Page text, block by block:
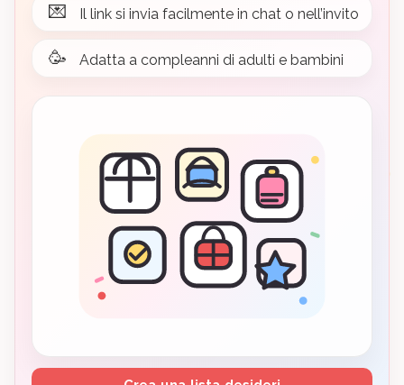
💌 Il link si invia facilmente in chat o nell’invito
🥳 Adatta a compleanni di adulti e bambini